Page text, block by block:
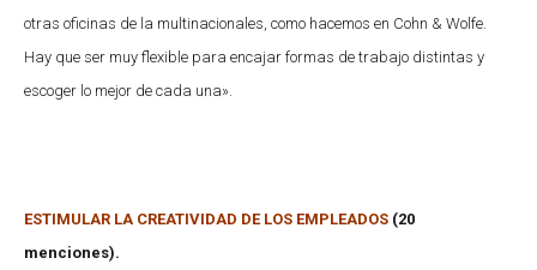
otras oficinas de la multinacionales, como hacemos en Cohn & Wolfe.
Hay que ser muy flexible para encajar formas de trabajo distintas y
escoger lo mejor de cada una».
ESTIMULAR LA CREATIVIDAD DE LOS EMPLEADOS (20
menciones).